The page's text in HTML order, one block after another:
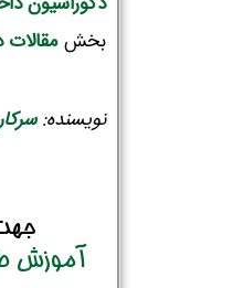
بخش
نویسنده:
آموزش